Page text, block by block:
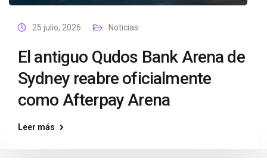
25 julio, 2026 Noticias
El antiguo Qudos Bank Arena de
Sydney reabre oficialmente
como Afterpay Arena
Leer más